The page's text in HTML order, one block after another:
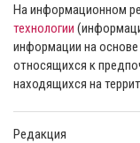
На информационном
технологии
информации на основе
относящихся к
находящихся на
Редакция